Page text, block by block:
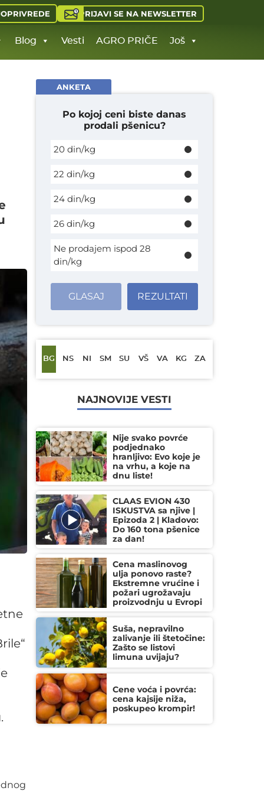
PRIJAVI SE NA NEWSLETTER
Blog Vesti AGRO PRIČE Još
.
ANKETA
Po kojoj ceni biste danas
prodali pšenicu?
20 din/kg
22 din/kg
24 din/kg
26 din/kg
Ne prodajem ispod 28
din/kg
GLASAJ REZULTATI
BG NS NI SM SU VŠ VA KG ZA
NAJNOVIJE VESTI
Nije svako povrće
podjednako
hranljivo: Evo koje je
na vrhu, a koje na
dnu liste!
CLAAS EVION 430
ISKUSTVA sa njive |
Epizoda 2 | Kladovo:
Do 160 tona pšenice
za dan!
Cena maslinovog
ulja ponovo raste?
Ekstremne vrućine i
požari ugrožavaju
proizvodnju u Evropi
Suša, nepravilno
zalivanje ili štetočine:
Zašto se listovi
limuna uvijaju?
Cene voća i povrća:
cena kajsije niža,
poskupeo krompir!